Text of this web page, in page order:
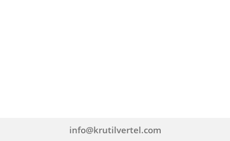
info@krutilvertel.com